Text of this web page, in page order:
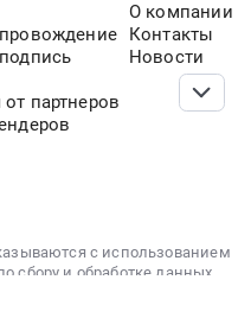
партнеров
О компании
Контакты
Новости
с использованием
сбору и обработке данных